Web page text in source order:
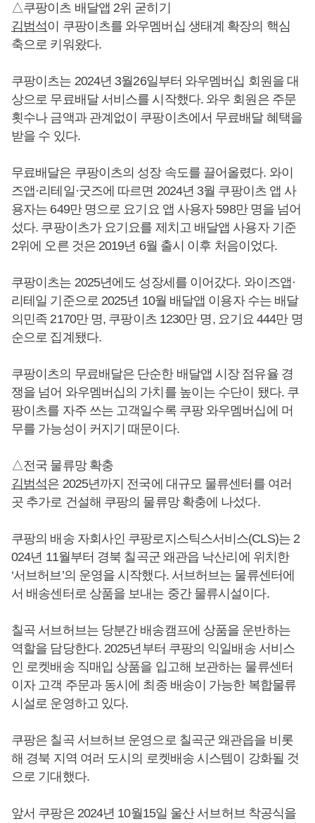
△쿠팡이츠 배달앱 2위 굳히기
김범석이 쿠팡이츠를 와우멤버십 생태계 확장의 핵심
축으로 키워왔다.
쿠팡이츠는 2024년 3월26일부터 와우멤버십 회원을 대
상으로 무료배달 서비스를 시작했다. 와우 회원은 주문
횟수나 금액과 관계없이 쿠팡이츠에서 무료배달 혜택을
받을 수 있다.
무료배달은 쿠팡이츠의 성장 속도를 끌어올렸다. 와이
즈앱·리테일·굿즈에 따르면 2024년 3월 쿠팡이츠 앱 사
용자는 649만 명으로 요기요 앱 사용자 598만 명을 넘어
섰다. 쿠팡이츠가 요기요를 제치고 배달앱 사용자 기준
2위에 오른 것은 2019년 6월 출시 이후 처음이었다.
쿠팡이츠는 2025년에도 성장세를 이어갔다. 와이즈앱·
리테일 기준으로 2025년 10월 배달앱 이용자 수는 배달
의민족 2170만 명, 쿠팡이츠 1230만 명, 요기요 444만 명
순으로 집계됐다.
쿠팡이츠의 무료배달은 단순한 배달앱 시장 점유율 경
쟁을 넘어 와우멤버십의 가치를 높이는 수단이 됐다. 쿠
팡이츠를 자주 쓰는 고객일수록 쿠팡 와우멤버십에 머
무를 가능성이 커지기 때문이다.
△전국 물류망 확충
김범석은 2025년까지 전국에 대규모 물류센터를 여러
곳 추가로 건설해 쿠팡의 물류망 확충에 나섰다.
쿠팡의 배송 자회사인 쿠팡로지스틱스서비스(CLS)는 2
024년 11월부터 경북 칠곡군 왜관읍 낙산리에 위치한
‘서브허브’의 운영을 시작했다. 서브허브는 물류센터에
서 배송센터로 상품을 보내는 중간 물류시설이다.
칠곡 서브허브는 당분간 배송캠프에 상품을 운반하는
역할을 담당한다. 2025년부터 쿠팡의 익일배송 서비스
인 로켓배송 직매입 상품을 입고해 보관하는 물류센터
이자 고객 주문과 동시에 최종 배송이 가능한 복합물류
시설로 운영하고 있다.
쿠팡은 칠곡 서브허브 운영으로 칠곡군 왜관읍을 비롯
해 경북 지역 여러 도시의 로켓배송 시스템이 강화될 것
으로 기대했다.
앞서 쿠팡은 2024년 10월15일 울산 서브허브 착공식을